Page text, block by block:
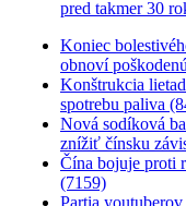
pred takmer 30
Koniec
obnoví
Konštrukcia
spotrebu paliva
Nová sodíková
znížiť čínsku
Čína bojuje proti
(7159)
Partia